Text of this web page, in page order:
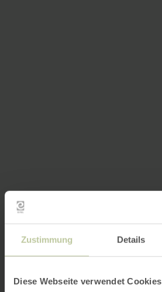
Zustimmung Details
Diese Webseite verwendet Cookies